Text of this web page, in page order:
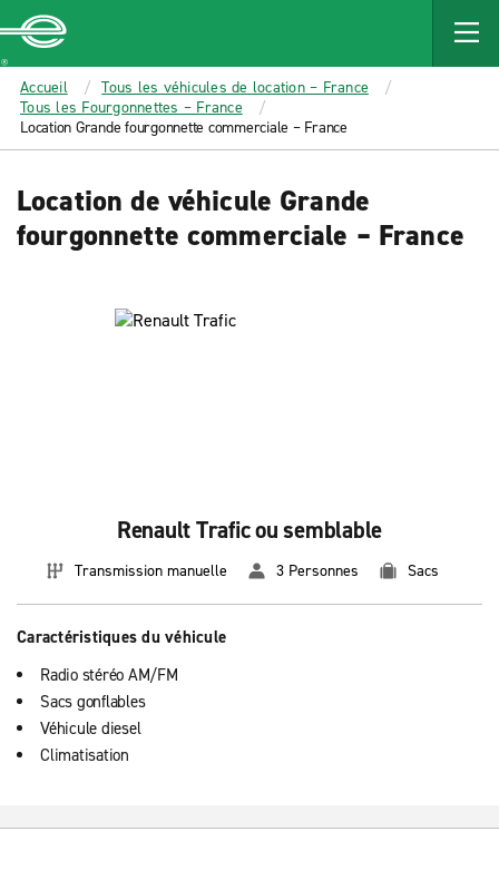
MAIN
CONTENT
Enterprise
Accueil
Tous les véhicules de location – France
Tous les Fourgonnettes – France
Location Grande fourgonnette commerciale – France
Location de véhicule Grande
fourgonnette commerciale – France
Renault Trafic ou semblable
Transmission manuelle 3 Personnes Sacs
Caractéristiques du véhicule
Radio stéréo AM/FM
Sacs gonflables
Véhicule diesel
Climatisation